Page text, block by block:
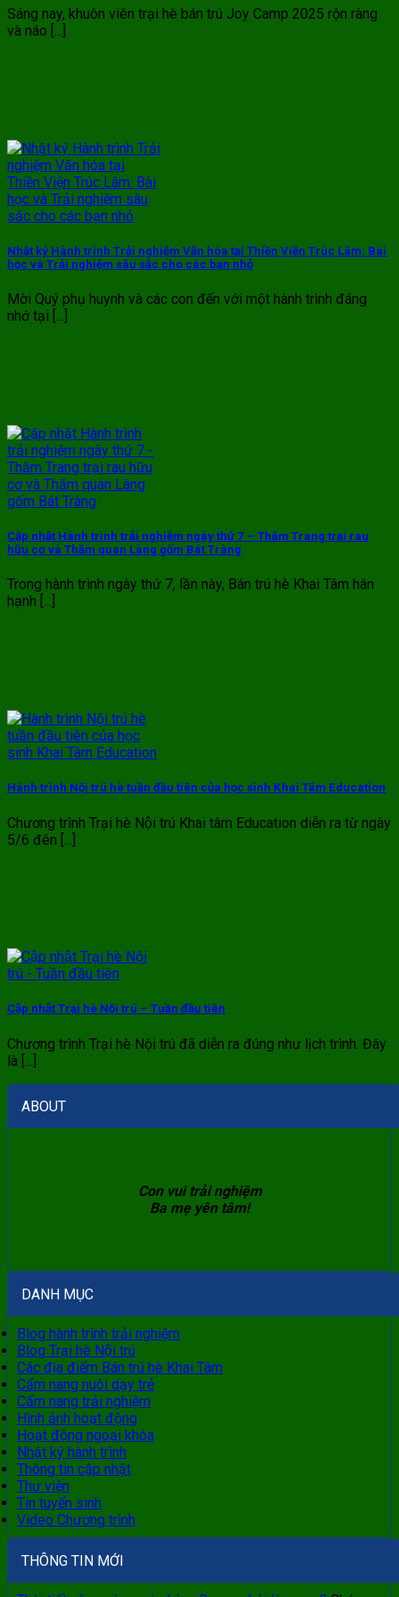
Sáng nay, khuôn viên trại hè bán trú Joy Camp 2025 rộn ràng
và náo [...]
Nhật ký Hành trình Trải nghiệm Văn hóa tại Thiền Viện Trúc Lâm: Bài
học và Trải nghiệm sâu sắc cho các bạn nhỏ
Mời Quý phụ huynh và các con đến với một hành trình đáng
nhớ tại [...]
Cập nhật Hành trình trải nghiệm ngày thứ 7 – Thăm Trang trại rau
hữu cơ và Thăm quan Làng gốm Bát Tràng
Trong hành trình ngày thứ 7, lần này, Bán trú hè Khai Tâm hân
hạnh [...]
Hành trình Nội trú hè tuần đầu tiên của học sinh Khai Tâm Education
Chương trình Trại hè Nội trú Khai tâm Education diễn ra từ ngày
5/6 đên [...]
Cập nhật Trại hè Nội trú – Tuần đầu tiên
Chương trình Trại hè Nội trú đã diễn ra đúng như lịch trình. Đây
là [...]
ABOUT
Con vui trải nghiệm
Ba mẹ yên tâm!
DANH MỤC
Blog hành trình trải nghiệm
Blog Trại hè Nội trú
Các địa điểm Bán trú hè Khai Tâm
Cẩm nang nuôi dạy trẻ
Cẩm nang trải nghiệm
Hình ảnh hoạt động
Hoạt động ngoại khóa
Nhật ký hành trình
Thông tin cập nhật
Thư viện
Tin tuyển sinh
Video Chương trình
THÔNG TIN MỚI